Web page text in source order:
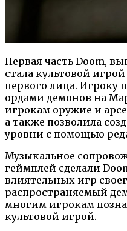
Первая часть Doom,
стала культовой
первого лица. Игроку
ордами демонов на
игрокам оружие и
а также позволила
уровни с помощью
Музыкальное
геймплей сделали
влиятельных игр
распространяемый
многим игрокам
культовой игрой.